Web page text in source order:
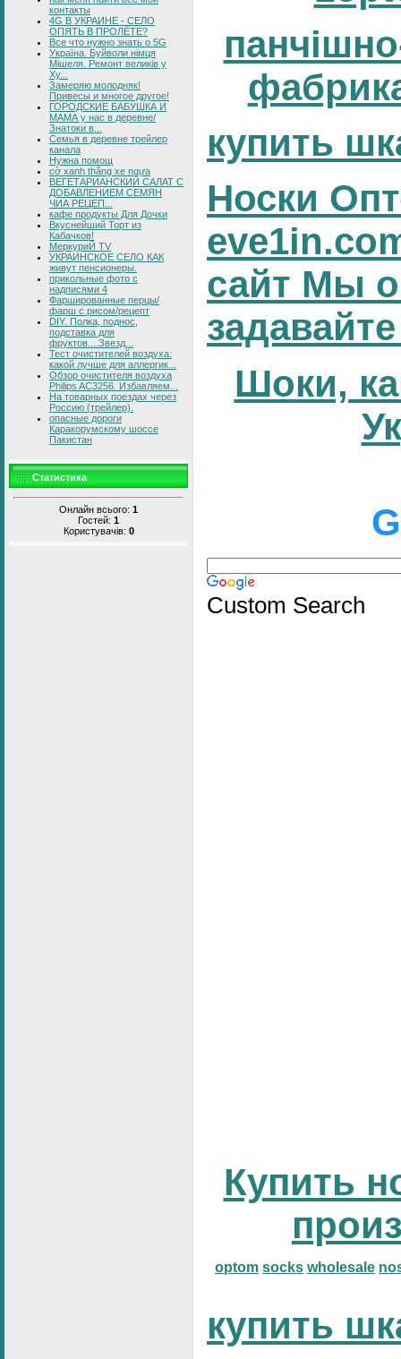
контакты
4G В УКРАИНЕ - СЕЛО
ОПЯТЬ В ПРОЛЁТЕ?
Все что нужно знать о 5G
Україна. Буйволи німця
Мішеля. Ремонт великів у
Ху...
Замеряю молодняк!
Привесы и многое другое!
ГОРОДСКИЕ БАБУШКА И
МАМА у нас в деревне/
Знатоки в...
Семья в деревне трейлер
канала
Нужна помощ
cờ xanh thắng xe ngựa
ВЕГЕТАРИАНСКИЙ САЛАТ С
ДОБАВЛЕНИЕМ СЕМЯН
ЧИА РЕЦЕП...
кафе продукты Для Дочки
Вкуснейший Торт из
Кабачков!
МеркуриЙ TV
УКРАИНСКОЕ СЕЛО КАК
живут пенсионеры.
прикольные фото с
надписями 4
Фаршированные перцы/
фарш с рисом/рецепт
DIY. Полка, поднос,
подставка для
фруктов....Звезд...
Тест очистителей воздуха:
какой лучше для аллергик...
Обзор очистителя воздуха
Philips AC3256. Избавляем...
На товарных поездах через
Россию (трейлер).
опасные дороги
Каракорумскому шоссе
Пакистан
Статистика
Онлайн всього: 1
Гостей: 1
Користувачів: 0
купить
Носки
сайт Мы
Шоки,
G
Custom Search
Купить
optom socks wholesale
купить